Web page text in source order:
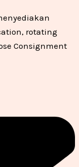
rotating
Consignment